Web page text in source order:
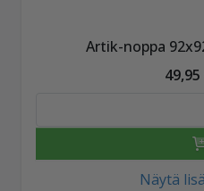
Artik-noppa
Näytä